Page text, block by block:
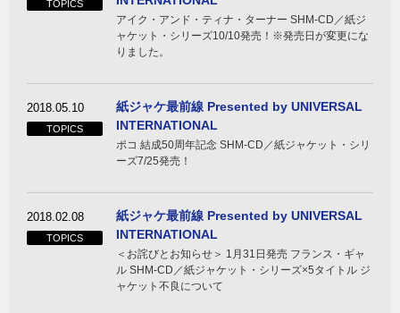
TOPICS
アイク・アンド・ティナ・ターナー SHM-CD／紙ジ
ャケット・シリーズ10/10発売！※発売日が変更にな
りました。
2018.05.10
TOPICS
紙ジャケ最前線 Presented by UNIVERSAL
INTERNATIONAL
ポコ 結成50周年記念 SHM-CD／紙ジャケット・シリ
ーズ7/25発売！
2018.02.08
TOPICS
紙ジャケ最前線 Presented by UNIVERSAL
INTERNATIONAL
＜お詫びとお知らせ＞ 1月31日発売 フランス・ギャ
ル SHM-CD／紙ジャケット・シリーズ×5タイトル ジ
ャケット不良について